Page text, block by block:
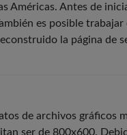
Américas. Antes de
es posible trabajar
la página de
de archivos gráficos
ser de 800x600.